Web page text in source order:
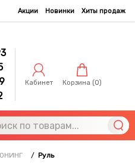
Акции Новинки Хиты продаж
Кабинет Корзина (0)
/ Руль